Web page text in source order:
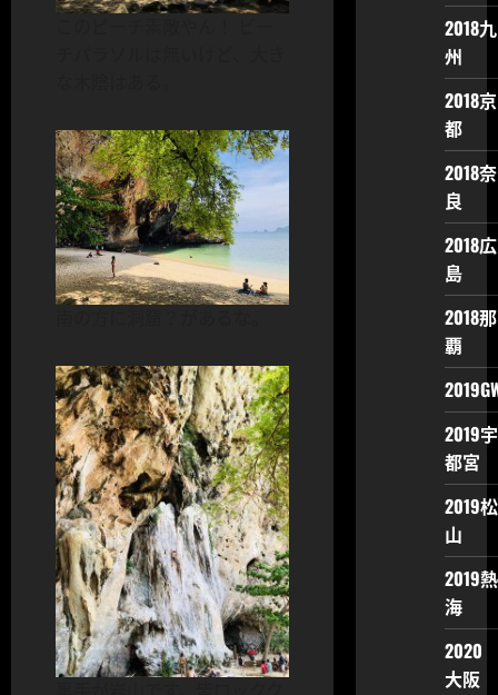
2018九
州
2018京
都
2018奈
良
2018広
島
2018那
覇
2019宇
都宮
2019松
山
2019熱
海
2020
大阪